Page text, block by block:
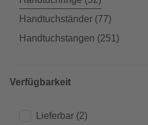
Handtuchständer (77)
Handtuchstangen (251)
Verfügbarkeit
Lieferbar (2)